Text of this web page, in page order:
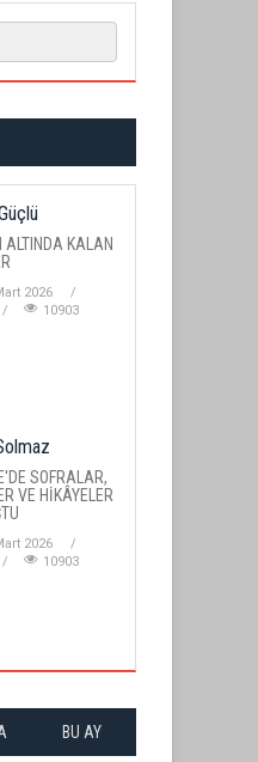
ALTINDA KALAN
2026
10903
SOFRALAR,
VE HİKÂYELER
2026
10903
BU AY